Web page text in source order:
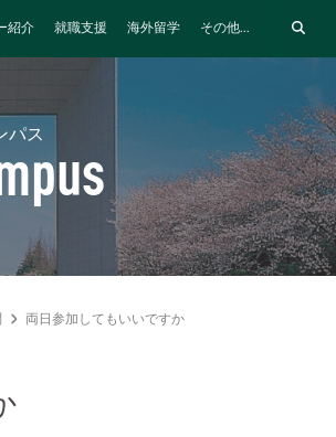
紹介 就職支援 海外留学 その他...
パス
両日参加してもいいですか